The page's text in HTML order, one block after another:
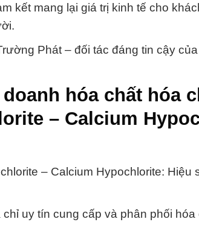
kết mang lại giá trị kinh tế cho
Phát – đối tác đáng tin cậy
hóa chất hóa
– Calcium
– Calcium Hypochlorite: Hiệu
uy tín cung cấp và phân phối hóa